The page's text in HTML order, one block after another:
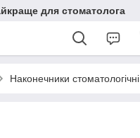
для стоматолога
Наконечники стоматологічні